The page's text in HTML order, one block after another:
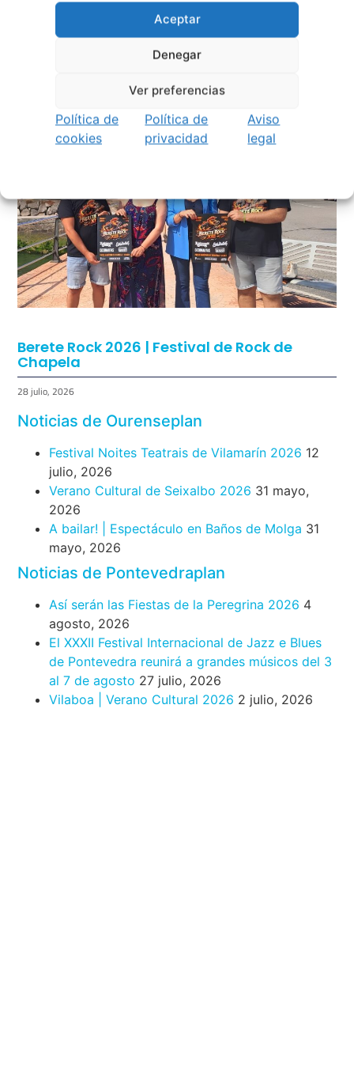
Aceptar
Denegar
Ver preferencias
Política de
cookies
Política de
privacidad
Aviso
legal
Eclipse Solar 2026 en Vigo: el Gran Evento
Berete Rock 2026 | Festival de Rock de
Chapela
28 julio, 2026
Noticias de Ourenseplan
Festival Noites Teatrais de Vilamarín 2026 12
julio, 2026
Verano Cultural de Seixalbo 2026 31 mayo,
2026
A bailar! | Espectáculo en Baños de Molga 31
mayo, 2026
Noticias de Pontevedraplan
Así serán las Fiestas de la Peregrina 2026 4
agosto, 2026
El XXXII Festival Internacional de Jazz e Blues
de Pontevedra reunirá a grandes músicos del 3
al 7 de agosto 27 julio, 2026
Vilaboa | Verano Cultural 2026 2 julio, 2026